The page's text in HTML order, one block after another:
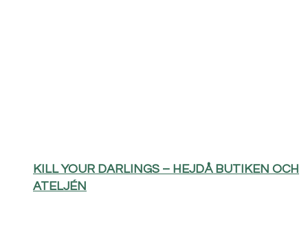
KILL YOUR DARLINGS – HEJDÅ BUTIKEN OCH
ATELJÉN